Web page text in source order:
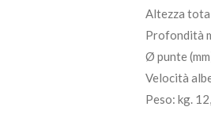
Altezza
Profondità
Ø punte
Velocità
Peso: kg.